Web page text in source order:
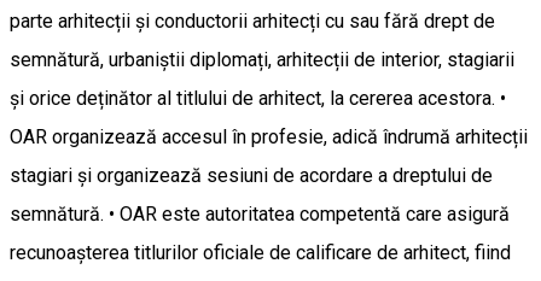
parte arhitecții și conductorii arhitecți cu sau fără drept de
semnătură, urbaniștii diplomați, arhitecții de interior, stagiarii
și orice deținător al titlului de arhitect, la cererea acestora. •
OAR organizează accesul în profesie, adică îndrumă arhitecții
stagiari și organizează sesiuni de acordare a dreptului de
semnătură. • OAR este autoritatea competentă care asigură
recunoașterea titlurilor oficiale de calificare de arhitect, fiind